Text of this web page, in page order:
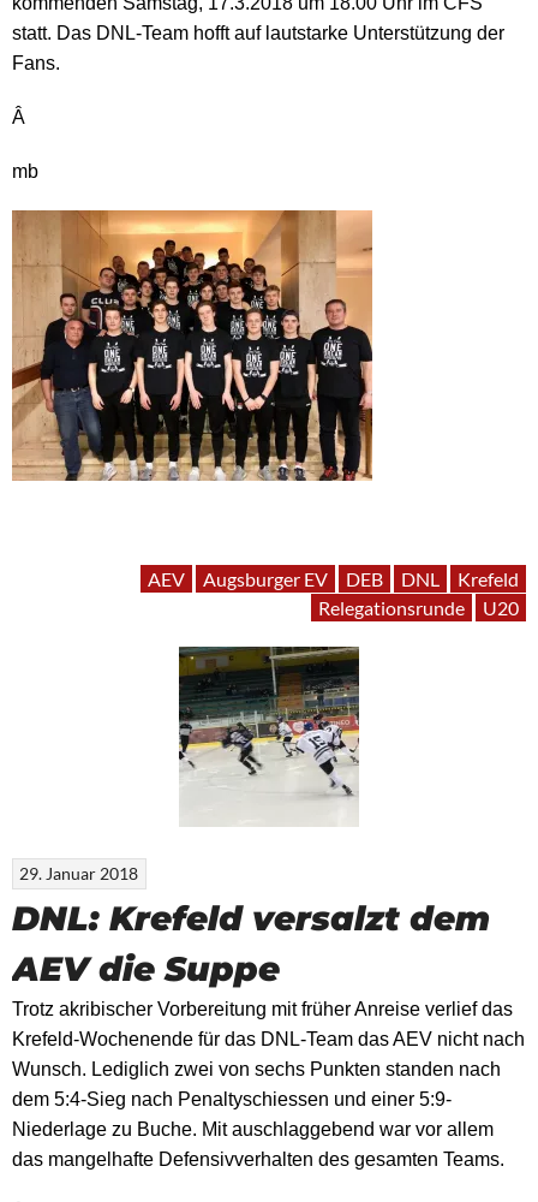
statt. Das DNL-Team hofft auf lautstarke Unterstützung der
Fans.
Â
mb
AEV Augsburger EV DEB DNL
Krefeld
Relegationsrunde
U20
29. Januar 2018
DNL: Krefeld versalzt dem
AEV die Suppe
Trotz akribischer Vorbereitung mit früher Anreise verlief das
Krefeld-Wochenende für das DNL-Team das AEV nicht nach
Wunsch. Lediglich zwei von sechs Punkten standen nach
dem 5:4-Sieg nach Penaltyschiessen und einer 5:9-
Niederlage zu Buche. Mit auschlaggebend war vor allem
das mangelhafte Defensivverhalten des gesamten Teams.